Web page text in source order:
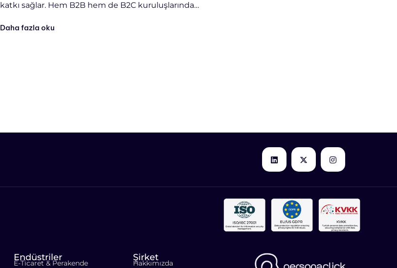
katkı sağlar. Hem B2B hem de B2C kuruluşlarında…
Daha fazla oku
Endüstriler
E-Ticaret & Perakende
Şirket
Hakkımızda